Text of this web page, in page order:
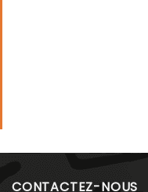
CONTACTEZ-NOUS